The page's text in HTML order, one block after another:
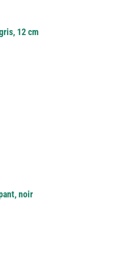
12 cm
ou diminuer la quantité.
noir